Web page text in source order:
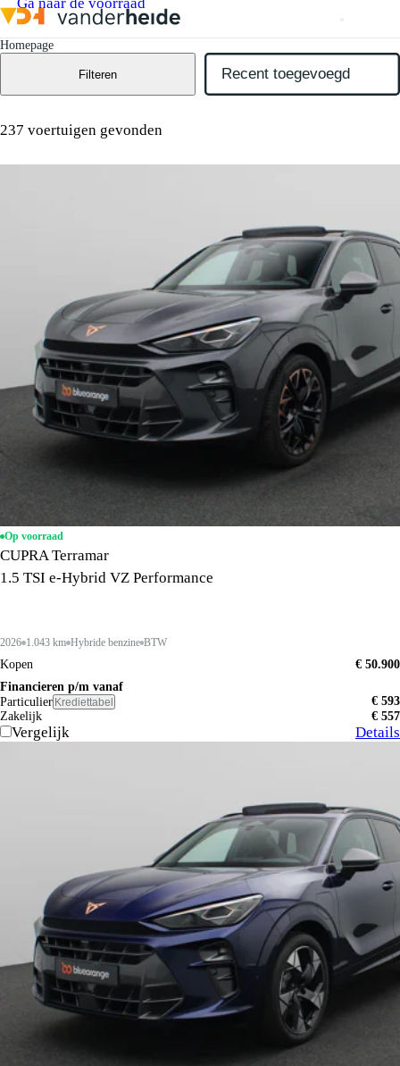
Homepage
237 voertuigen gevonden
Filteren
Op voorraad
CUPRA Terramar
1.5 TSI e-Hybrid VZ Performance
2026 1.043 km Hybride benzine BTW
Kopen
€ 50.900
Financieren p/m vanaf
Particulier Krediettabel
€ 593
Zakelijk
€ 557
Vergelijk Details